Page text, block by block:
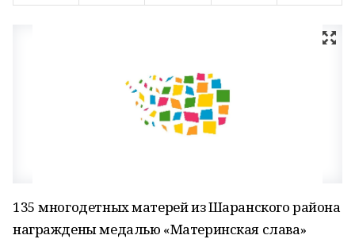
135 многодетных матерей из Шаранского района
награждены медалью «Материнская слава»